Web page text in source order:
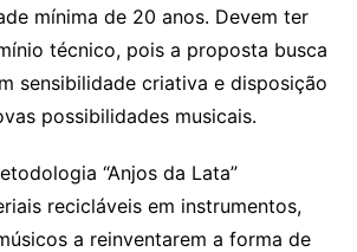
mínima de 20 anos. Devem ter
técnico, pois a proposta busca
sensibilidade criativa e disposição
possibilidades musicais.
“Anjos da Lata”
recicláveis em instrumentos,
a reinventarem a forma de